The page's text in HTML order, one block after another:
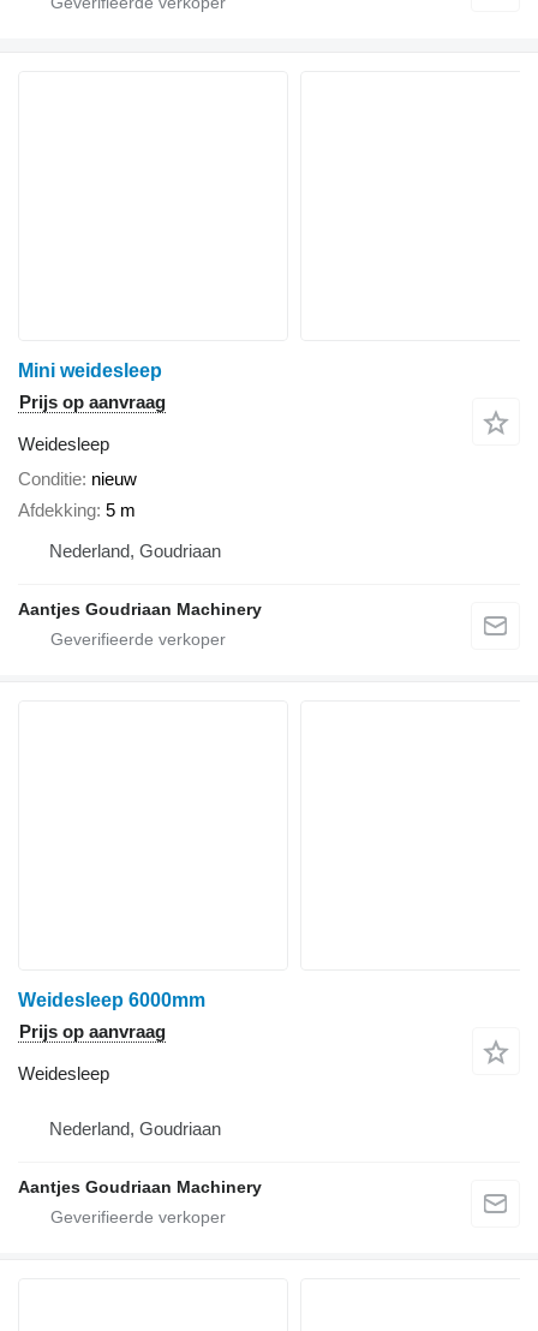
Mini weidesleep
Prijs op aanvraag
Weidesleep
Conditie nieuw
Afdekking 5 m
Nederland, Goudriaan
Aantjes Goudriaan Machinery
Weidesleep 6000mm
Prijs op aanvraag
Weidesleep
Nederland, Goudriaan
Aantjes Goudriaan Machinery